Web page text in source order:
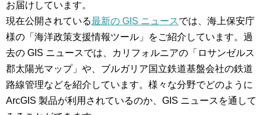
お届けしています。
現在公開されている最新の GIS ニュースでは、海上保安庁
様の「海洋政策支援情報ツール」をご紹介しています。過
去の GIS ニュースでは、カリフォルニアの「ロサンゼルス
郡太陽光マップ」や、ブルガリア国立鉄道基盤会社の鉄道
路線管理などを紹介しています。様々な分野でどのように
ArcGIS 製品が利用されているのか、GIS ニュースを通して